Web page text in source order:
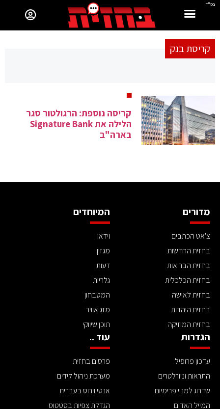
בס"ד
קריסת בנק
קריסה נוספת: הרגולטור סגר
הלילה את Signature Bank
בארה"ב
מדורים
צ'אט הכתבים
בחזית החדשות
בחזית הבריאות
בחזית הכלכלית
בחזית לאישה
בחזית היהדות
בחזית המוזיקה
המיוחדים
וידאו
מגזין
דעות
גלריות
המטבחון
מזג אוויר
תוכן שיווקי
הגדרות
עדכון פרופיל
התראות וניוזלטרים
שדרוג למנוי פרימיום
המייל האדום
עוד ..
פרסום בחזית
מערכת ניהול לידים
אנטי וירוס בעברית
הגדלת צפיות בסטטוס